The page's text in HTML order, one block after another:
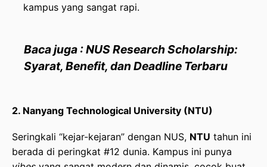
kampus yang sangat rapi.
Baca juga : NUS Research Scholarship:
Syarat, Benefit, dan Deadline Terbaru
2. Nanyang Technological University (NTU)
Seringkali “kejar-kejaran” dengan NUS, NTU tahun ini
berada di peringkat #12 dunia. Kampus ini punya